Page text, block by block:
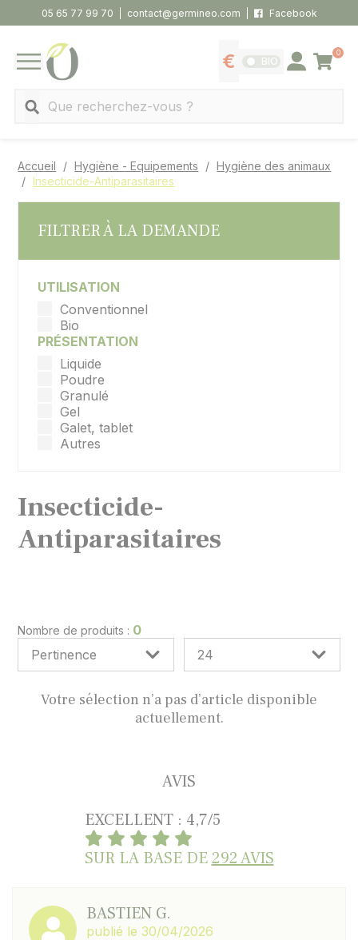
05 65 77 99 70 contact@germineo.com Facebook
MENU
Afficher les tarifs
BIO Se connecter
0
Panier
Accueil Hygiène - Equipements
Hygiène des animaux
Insecticide-Antiparasitaires
FILTRER À LA DEMANDE
UTILISATION
Conventionnel
Bio
PRÉSENTATION
Liquide
Poudre
Granulé
Gel
Galet, tablet
Autres
Insecticide-
Antiparasitaires
Nombre de produits : 0
Votre sélection n’a pas d’article disponible
actuellement.
AVIS
EXCELLENT : 4,7/5
SUR LA BASE DE292 AVIS
BASTIEN G.
publié le 30/04/2026
Panneau de gestion des cookies